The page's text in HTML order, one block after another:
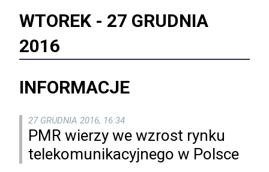
WTOREK - 27 GRUDNIA
2016
INFORMACJE
27 GRUDNIA 2016, 16:34
PMR wierzy we wzrost rynku
telekomunikacyjnego w Polsce